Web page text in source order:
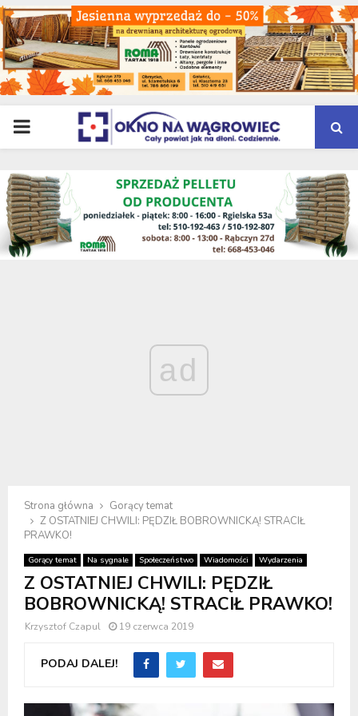
PRIMARY
MENU
ad
Strona główna
Gorący temat
Z OSTATNIEJ CHWILI: PĘDZIŁ BOBROWNICKĄ! STRACIŁ
PRAWKO!
Gorący temat Na sygnale Społeczeństwo Wiadomości Wydarzenia
Z OSTATNIEJ CHWILI: PĘDZIŁ
BOBROWNICKĄ! STRACIŁ PRAWKO!
Krzysztof Czapul 19 czerwca 2019
PODAJ DALEJ!